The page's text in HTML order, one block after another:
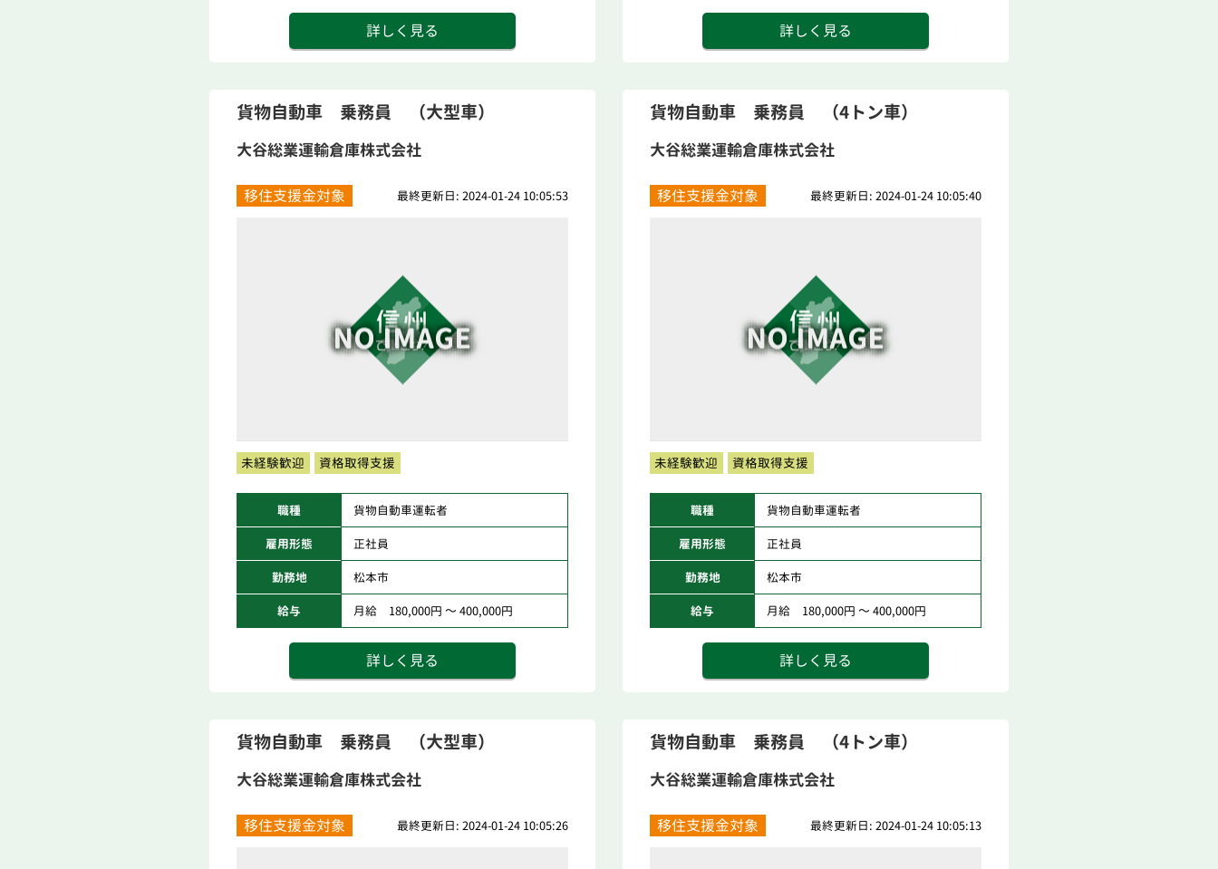
詳しく見る 詳しく見る
貨物自動車 乗務員 （大型車）
大谷総業運輸倉庫株式会社
移住支援金対象 最終更新日: 2024-01-24 10:05:53
未経験歓迎 資格取得支援
職種 貨物自動車運転者
雇用形態 正社員
勤務地 松本市
給与 月給 180,000円 ～ 400,000円
詳しく見る
貨物自動車 乗務員 （4トン車）
大谷総業運輸倉庫株式会社
移住支援金対象 最終更新日: 2024-01-24 10:05:40
未経験歓迎 資格取得支援
職種 貨物自動車運転者
雇用形態 正社員
勤務地 松本市
給与 月給 180,000円 ～ 400,000円
詳しく見る
貨物自動車 乗務員 （大型車）
大谷総業運輸倉庫株式会社
移住支援金対象 最終更新日: 2024-01-24 10:05:26
貨物自動車 乗務員 （4トン車）
大谷総業運輸倉庫株式会社
移住支援金対象 最終更新日: 2024-01-24 10:05:13